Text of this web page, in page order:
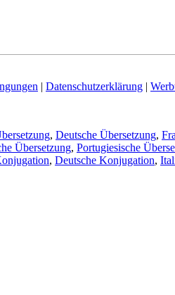
| Datenschutzerklärung |
, Deutsche Übersetzung,
Übersetzung, Portugiesische
, Deutsche Konjugation,